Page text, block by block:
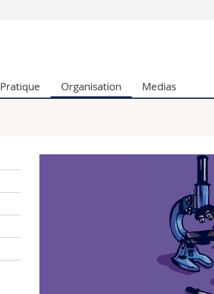
Sciences économiques et sociales et
Lettres et sciences humaines
Pratique Organisation Medias